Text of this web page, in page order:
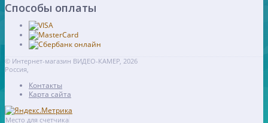
Способы оплаты
© Интернет-магазин ВИДЕО-КАМЕР, 2026
Россия,
Контакты
Карта сайта
Место для счетчика